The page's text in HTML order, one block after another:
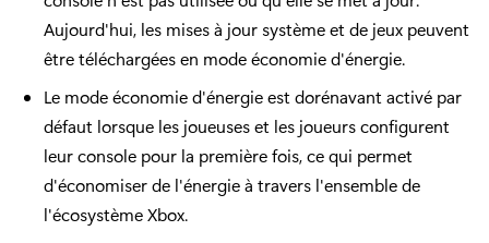
Aujourd'hui, les mises à jour système et de jeux peuvent
être téléchargées en mode économie d'énergie.
Le mode économie d'énergie est dorénavant activé par
défaut lorsque les joueuses et les joueurs configurent
leur console pour la première fois, ce qui permet
d'économiser de l'énergie à travers l'ensemble de
l'écosystème Xbox.